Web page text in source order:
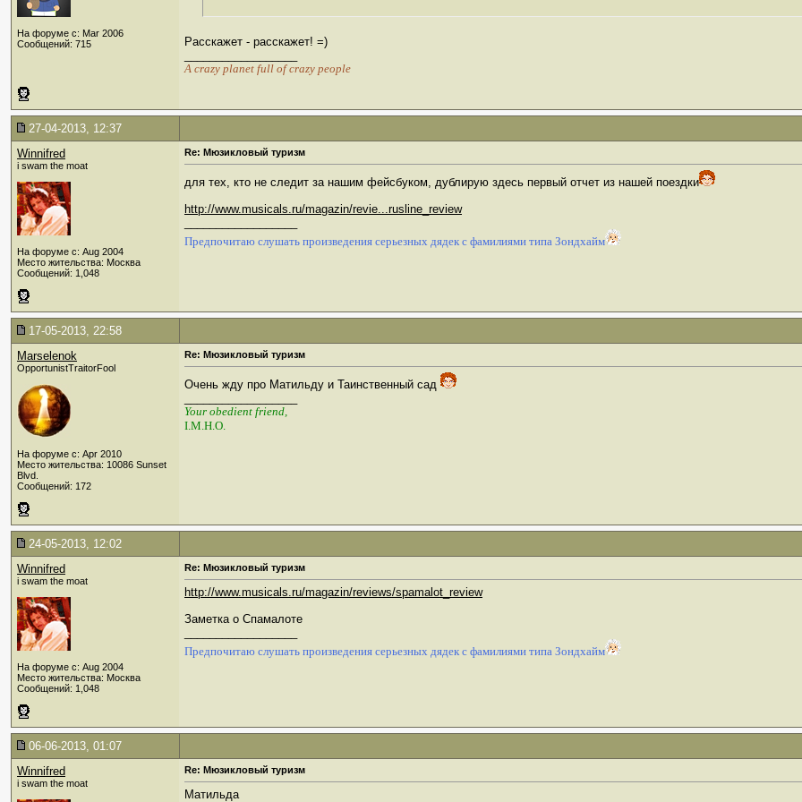
На форуме с: Mar 2006
Сообщений: 715
Расскажет - расскажет! =)
А crazy planet full of crazy people
27-04-2013, 12:37
Winnifred
i swam the moat
На форуме с: Aug 2004
Место жительства: Москва
Сообщений: 1,048
Re: Мюзикловый туризм
для тех, кто не следит за нашим фейсбуком, дублирую здесь первый отчет из нашей поездки
http://www.musicals.ru/magazin/revie...rusline_review
Предпочитаю слушать произведения серьезных дядек с фамилиями типа Зондхайм
17-05-2013, 22:58
Marselenok
OpportunistTraitorFool
На форуме с: Apr 2010
Место жительства: 10086 Sunset
Blvd.
Сообщений: 172
Re: Мюзикловый туризм
Очень жду про Матильду и Таинственный сад
Your obedient friend,
I.M.H.O.
24-05-2013, 12:02
Winnifred
i swam the moat
На форуме с: Aug 2004
Место жительства: Москва
Сообщений: 1,048
Re: Мюзикловый туризм
http://www.musicals.ru/magazin/reviews/spamalot_review
Заметка о Спамалоте
Предпочитаю слушать произведения серьезных дядек с фамилиями типа Зондхайм
06-06-2013, 01:07
Winnifred
i swam the moat
Re: Мюзикловый туризм
Матильда